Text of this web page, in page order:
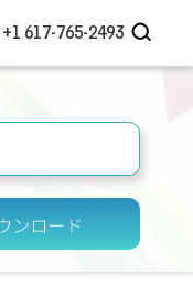
+1 617-765-2493